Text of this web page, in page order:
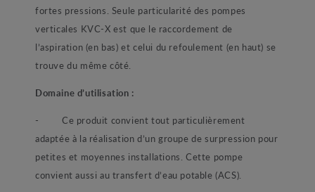
fortes pressions. Seule particularité des pompes
verticales KVC-X est que le raccordement de
l’aspiration (en bas) et celui du refoulement (en haut) se
trouve du même côté.
Domaine d’utilisation :
- Ce produit convient tout particulièrement
adaptée à la réalisation d’un groupe de surpression pour
petites et moyennes installations. Cette pompe
convient aussi au transfert d’eau potable (ACS).